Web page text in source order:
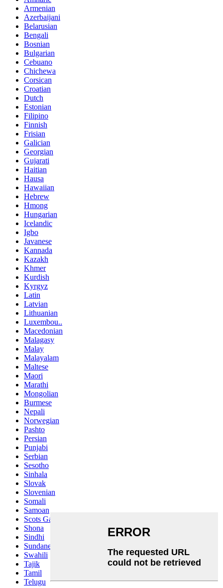
Armenian
Azerbaijani
Belarusian
Bengali
Bosnian
Bulgarian
Cebuano
Chichewa
Corsican
Croatian
Dutch
Estonian
Filipino
Finnish
Frisian
Galician
Georgian
Gujarati
Haitian
Hausa
Hawaiian
Hebrew
Hmong
Hungarian
Icelandic
Igbo
Javanese
Kannada
Kazakh
Khmer
Kurdish
Kyrgyz
Latin
Latvian
Lithuanian
Luxembou..
Macedonian
Malagasy
Malay
Malayalam
Maltese
Maori
Marathi
Mongolian
Burmese
Nepali
Norwegian
Pashto
Persian
Punjabi
Serbian
Sesotho
Sinhala
Slovak
Slovenian
Somali
Samoan
Scots Gaelic
Shona
Sindhi
Sundanese
Swahili
Tajik
Tamil
Telugu